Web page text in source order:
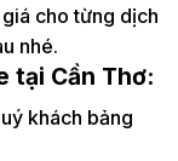
cho từng dịch
nhé.
tại Cần Thơ:
khách bảng